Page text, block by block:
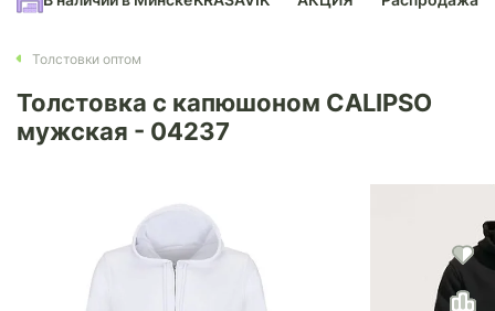
Толстовки оптом
Толстовка с капюшоном CALIPSO
мужская - 04237